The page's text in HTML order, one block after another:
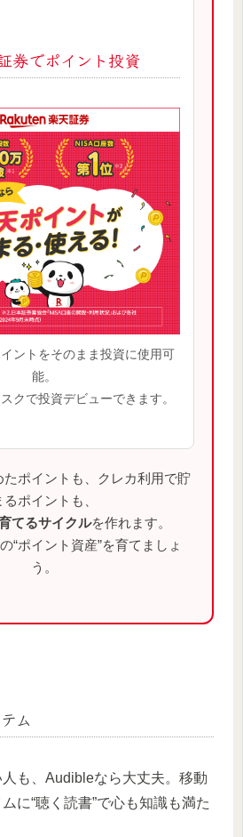
券でポイント投資
ントをそのまま投資に使用可
能。
クで投資デビューできます。
ポイントも、クレカ利用で貯
るポイントも、
てるサイクルを作れます。
“ポイント資産”を育てましょ
う。
ム
も、Audibleなら大丈夫。移動
に“聴く読書”で心も知識も満た